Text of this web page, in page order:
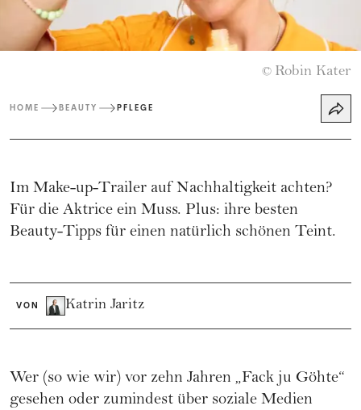
© Robin Kater
HOME BEAUTY PFLEGE
Im Make-up-Trailer auf Nachhaltigkeit achten?
Für die Aktrice ein Muss. Plus: ihre besten
Beauty-Tipps für einen natürlich schönen Teint.
VON Katrin Jaritz
Wer (so wie wir) vor zehn Jahren „Fack ju Göhte“
gesehen oder zumindest über soziale Medien